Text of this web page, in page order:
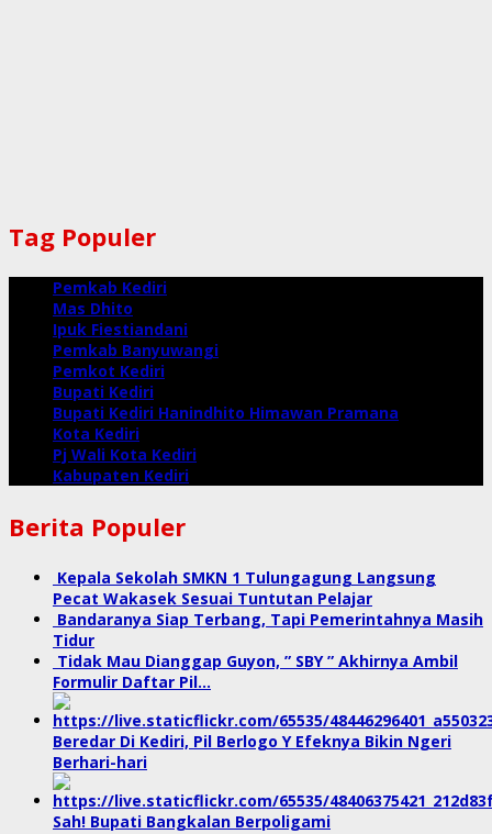
Tag Populer
Pemkab Kediri
Mas Dhito
Ipuk Fiestiandani
Pemkab Banyuwangi
Pemkot Kediri
Bupati Kediri
Bupati Kediri Hanindhito Himawan Pramana
Kota Kediri
Pj Wali Kota Kediri
Kabupaten Kediri
Berita Populer
Kepala Sekolah SMKN 1 Tulungagung Langsung
Pecat Wakasek Sesuai Tuntutan Pelajar
Bandaranya Siap Terbang, Tapi Pemerintahnya Masih
Tidur
Tidak Mau Dianggap Guyon, ” SBY ” Akhirnya Ambil
Formulir Daftar Pil…
Beredar Di Kediri, Pil Berlogo Y Efeknya Bikin Ngeri
Berhari-hari
Sah! Bupati Bangkalan Berpoligami